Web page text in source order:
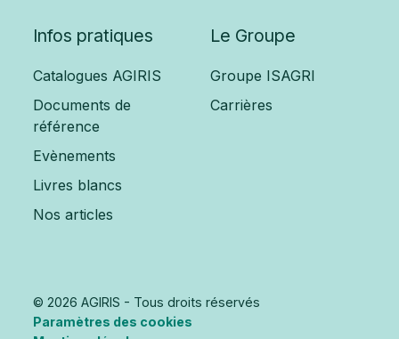
Infos pratiques
Catalogues AGIRIS
Documents de
référence
Evènements
Livres blancs
Nos articles
Le Groupe
Groupe ISAGRI
Carrières
© 2026 AGIRIS - Tous droits réservés
Paramètres des cookies